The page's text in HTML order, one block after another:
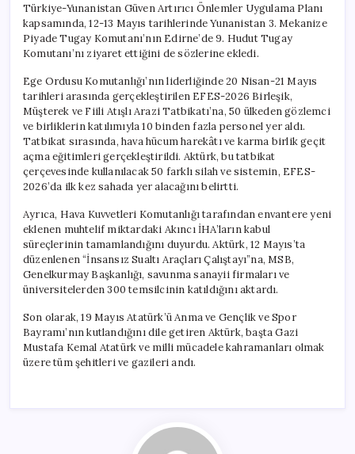
Türkiye-Yunanistan Güven Artırıcı Önlemler Uygulama Planı
kapsamında, 12-13 Mayıs tarihlerinde Yunanistan 3. Mekanize
Piyade Tugay Komutanı’nın Edirne’de 9. Hudut Tugay
Komutanı’nı ziyaret ettiğini de sözlerine ekledi.
Ege Ordusu Komutanlığı’nın liderliğinde 20 Nisan-21 Mayıs
tarihleri arasında gerçekleştirilen EFES-2026 Birleşik,
Müşterek ve Fiili Atışlı Arazi Tatbikatı’na, 50 ülkeden gözlemci
ve birliklerin katılımıyla 10 binden fazla personel yer aldı.
Tatbikat sırasında, hava hücum harekâtı ve karma birlik geçit
açma eğitimleri gerçekleştirildi. Aktürk, bu tatbikat
çerçevesinde kullanılacak 50 farklı silah ve sistemin, EFES-
2026’da ilk kez sahada yer alacağını belirtti.
Ayrıca, Hava Kuvvetleri Komutanlığı tarafından envantere yeni
eklenen muhtelif miktardaki Akıncı İHA’ların kabul
süreçlerinin tamamlandığını duyurdu. Aktürk, 12 Mayıs’ta
düzenlenen “İnsansız Sualtı Araçları Çalıştayı”na, MSB,
Genelkurmay Başkanlığı, savunma sanayii firmaları ve
üniversitelerden 300 temsilcinin katıldığını aktardı.
Son olarak, 19 Mayıs Atatürk’ü Anma ve Gençlik ve Spor
Bayramı’nın kutlandığını dile getiren Aktürk, başta Gazi
Mustafa Kemal Atatürk ve milli mücadele kahramanları olmak
üzere tüm şehitleri ve gazileri andı.